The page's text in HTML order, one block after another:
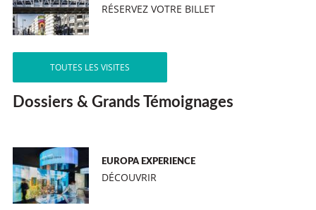
RÉSERVEZ VOTRE BILLET
TOUTES LES VISITES
Dossiers & Grands Témoignages
EUROPA EXPERIENCE
DÉCOUVRIR